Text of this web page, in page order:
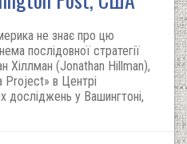
не знає про цю
послідовної стратегії
Хіллман (Jonathan Hillman),
Project» в Центрі
досліджень у Вашингтоні,